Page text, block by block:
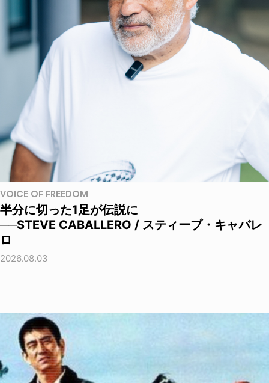
VOICE OF FREEDOM
半分に切った1足が伝説に
──STEVE CABALLERO / スティーブ・キャバレ
ロ
2026.08.03